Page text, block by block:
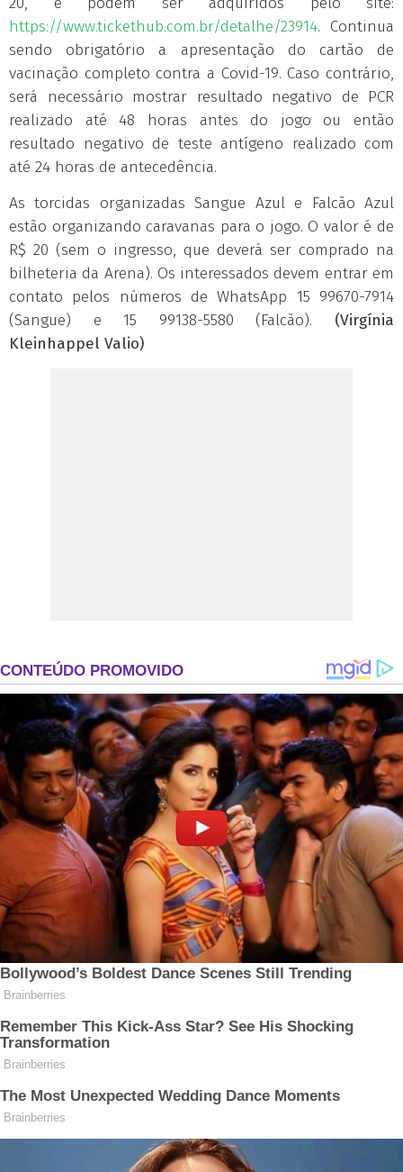
https://www.tickethub.com.br/detalhe/23914. Continua
sendo obrigatório a apresentação do cartão de
vacinação completo contra a Covid-19. Caso contrário,
será necessário mostrar resultado negativo de PCR
realizado até 48 horas antes do jogo ou então
resultado negativo de teste antígeno realizado com
até 24 horas de antecedência.
As torcidas organizadas Sangue Azul e Falcão Azul
estão organizando caravanas para o jogo. O valor é de
R$ 20 (sem o ingresso, que deverá ser comprado na
bilheteria da Arena). Os interessados devem entrar em
contato pelos números de WhatsApp 15 99670-7914
(Sangue) e 15 99138-5580 (Falcão). (Virgínia
Kleinhappel Valio)